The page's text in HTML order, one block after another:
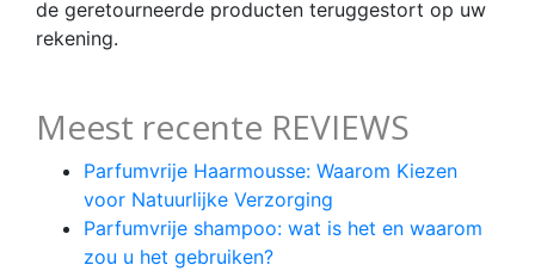
de geretourneerde producten teruggestort op uw
rekening.
Meest recente REVIEWS
Parfumvrije Haarmousse: Waarom Kiezen
voor Natuurlijke Verzorging
Parfumvrije shampoo: wat is het en waarom
zou u het gebruiken?